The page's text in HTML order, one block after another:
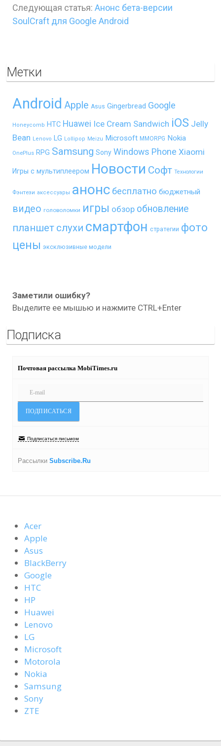
Следующая статья: Анонс бета-версии
SoulCraft для Google Android
Метки
Android Apple Asus Gingerbread Google
Honeycomb HTC Huawei Ice Cream Sandwich iOS Jelly
Bean Lenovo LG Lollipop Meizu Microsoft MMORPG Nokia
OnePlus RPG Samsung Sony Windows Phone Xiaomi
Игры с мультиплеером Новости Софт Технологии
Фэнтези аксессуары анонс бесплатно бюджетный
видео головоломки игры обзор обновление
планшет слухи смартфон стратегии фото
цены эксклюзивные модели
Заметили ошибку?
Выделите ее мышью и нажмите CTRL+Enter
Подписка
Почтовая рассылка MobiTimes.ru
Подписаться письмом
Рассылки Subscribe.Ru
Acer
Apple
Asus
BlackBerry
Google
HTC
HP
Huawei
Lenovo
LG
Microsoft
Motorola
Nokia
Samsung
Sony
ZTE